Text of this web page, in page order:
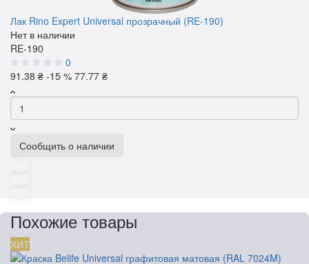
Лак Rino Expert Universal прозрачный (RE-190)
Нет в наличии
RE-190
0
91.38 ₴ -15 % 77.77 ₴
Сообщить о наличии
Похожие товары
ХИТ